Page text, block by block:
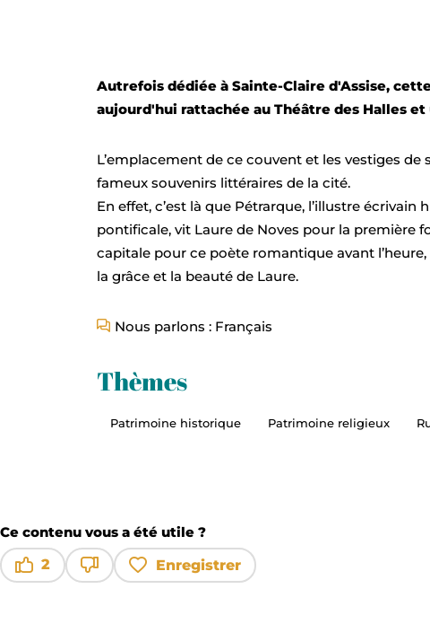
Autrefois dédiée à Sainte-Claire d'Assise,
aujourd'hui rattachée au Théâtre des Halles
L’emplacement de ce couvent et les vestiges de
fameux souvenirs littéraires de la cité.
En effet, c’est là que Pétrarque, l’illustre
pontificale, vit Laure de Noves pour la première
capitale pour ce poète romantique avant
la grâce et la beauté de Laure.
Nous parlons : Français
Thèmes
Patrimoine historique Patrimoine religieux
Ce contenu vous a été utile ?
2
Enregistrer